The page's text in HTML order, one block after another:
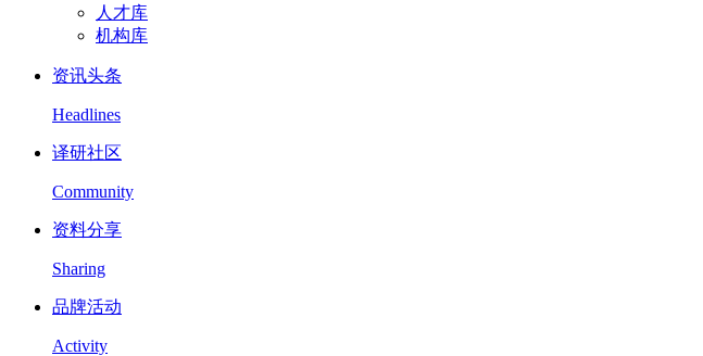
人才库
机构库
资讯头条
Headlines
译研社区
Community
资料分享
Sharing
品牌活动
Activity